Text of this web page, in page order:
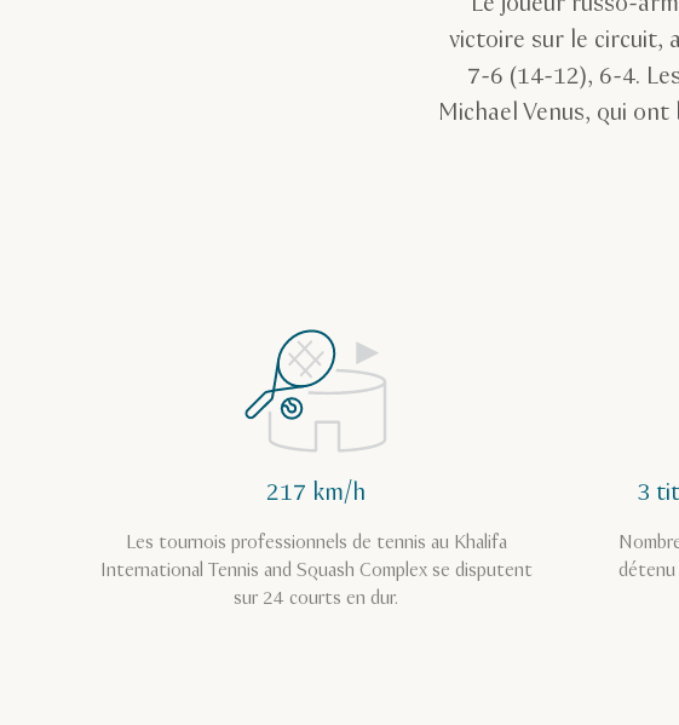
victoire sur le circuit,
7-6 (14-12), 6-4.
Michael Venus, qui
217 km/h
Les tournois professionnels de tennis au Khalifa
International Tennis and Squash Complex se disputent
sur 24 courts en dur.
3